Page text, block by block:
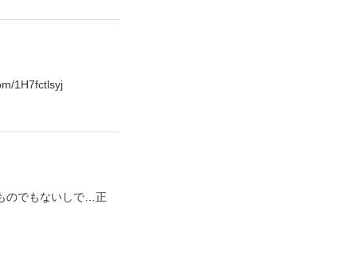
1H7fctlsyj
のでもないしで…正